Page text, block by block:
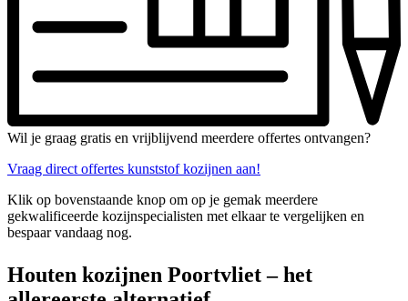
Wil je graag gratis en vrijblijvend meerdere offertes ontvangen?
Vraag direct offertes kunststof kozijnen aan!
Klik op bovenstaande knop om op je gemak meerdere
gekwalificeerde kozijnspecialisten met elkaar te vergelijken en
bespaar vandaag nog.
Houten kozijnen Poortvliet – het